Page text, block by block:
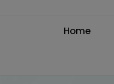
Home